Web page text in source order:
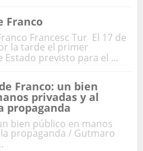
Franco
Francesc Tur El 17 de
la tarde el primer
previsto para el ...
Franco: un bien
privadas y al
propaganda
bien público en manos
propaganda / Gutmaro